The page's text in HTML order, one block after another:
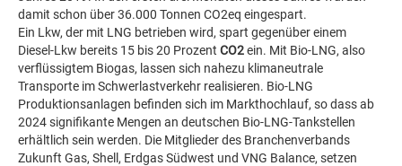
damit schon über 36.000 Tonnen CO2eq eingespart.
Ein Lkw, der mit LNG betrieben wird, spart gegenüber einem
Diesel-Lkw bereits 15 bis 20 Prozent CO2ein. Mit Bio-LNG, also
verflüssigtem Biogas, lassen sich nahezu klimaneutrale
Transporte im Schwerlastverkehr realisieren. Bio-LNG
Produktionsanlagen befinden sich im Markthochlauf, so dass ab
2024 signifikante Mengen an deutschen Bio-LNG-Tankstellen
erhältlich sein werden. Die Mitglieder des Branchenverbands
Zukunft Gas, Shell, Erdgas Südwest und VNG Balance, setzen